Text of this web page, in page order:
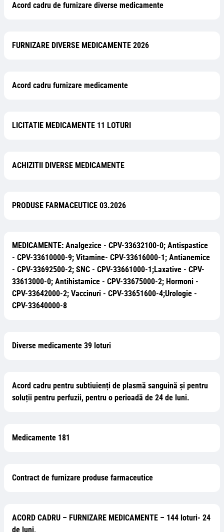
Acord cadru de furnizare diverse medicamente
FURNIZARE DIVERSE MEDICAMENTE 2026
Acord cadru furnizare medicamente
LICITATIE MEDICAMENTE 11 LOTURI
ACHIZITII DIVERSE MEDICAMENTE
PRODUSE FARMACEUTICE 03.2026
MEDICAMENTE: Analgezice - CPV-33632100-0; Antispastice
- CPV-33610000-9; Vitamine- CPV-33616000-1; Antianemice
- CPV-33692500-2; SNC - CPV-33661000-1;Laxative - CPV-
33613000-0; Antihistamice - CPV-33675000-2; Hormoni -
CPV-33642000-2; Vaccinuri - CPV-33651600-4;Urologie -
CPV-33640000-8
Diverse medicamente 39 loturi
Acord cadru pentru subtiuienți de plasmă sanguină și pentru
soluții pentru perfuzii, pentru o perioadă de 24 de luni.
Medicamente 181
Contract de furnizare produse farmaceutice
ACORD CADRU – FURNIZARE MEDICAMENTE – 144 loturi- 24
de luni,